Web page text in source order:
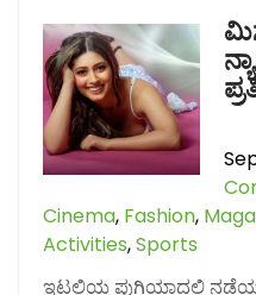
Cinema, Fashion,
Activities,Sports
ಇಟಲಿಯ ಪುಗ್ಲಿಯಾದಲ್ಲಿ